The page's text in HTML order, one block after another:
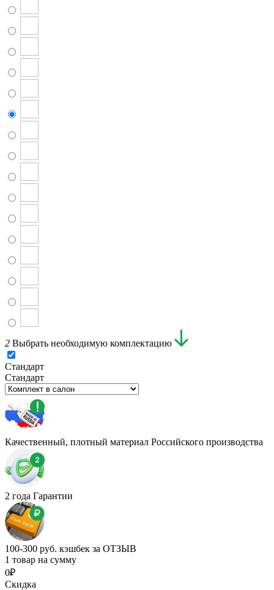
2 Выбрать необходимую комплектацию
Стандарт
Стандарт
Качественный, плотный материал Российского производства
2 года Гарантии
100-300 руб. кэшбек за ОТЗЫВ
1 товар на сумму
0₽
Скидка